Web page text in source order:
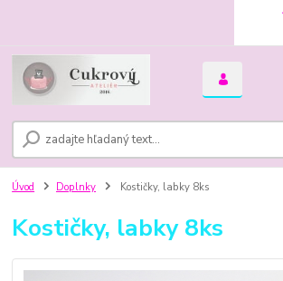
Úvod Doplnky Kostičky, labky 8ks
Kostičky, labky 8ks